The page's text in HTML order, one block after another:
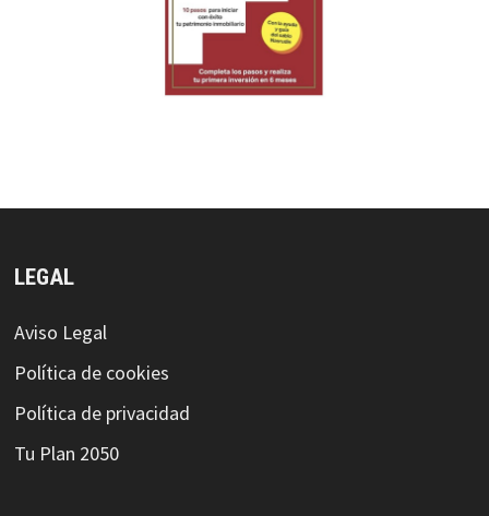
LEGAL
Aviso Legal
Política de cookies
Política de privacidad
Tu Plan 2050